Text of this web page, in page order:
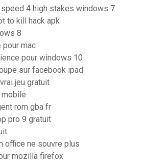
4 high stakes windows 7
to kill hack apk
8
pour mac
pour windows 10
sur facebook ipad
jeu gratuit
mobile
rom gba fr
pro 9 gratuit
office ne souvre plus
mozilla firefox